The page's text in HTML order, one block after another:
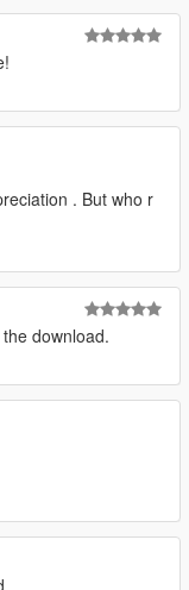
. But who r
download.